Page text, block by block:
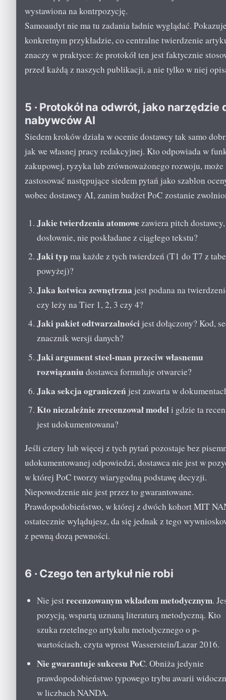
wystawiona na kontrpozycję.
Samoaudyt nie ma tu zadania ładnie wyglądać.
konkretnym przykładzie, co centralne twierdzenie
znaczy w praktyce: że protokół ten jest faktycznie
przed każdą z naszych publikacji, a nie tylko w niej
5 · Protokół na odwrót, jako narzędzie
nabywców AI
Siedem kroków działa w ocenie dostawcy tak samo
jak we własnej pracy redakcyjnej. Kto odpowiada w
zakupowej, ryzyka lub zrównoważonego rozwoju, może
zastosować następujące siedem pytań jako szablon
wobec dostawcy AI, zanim budżet PoC zostanie
Jakie twierdzenia atomowe zawiera pitch dostawcy,
dosłownie, nie poskładane z ciągłego tekstu?
Jaki typ ma każde z tych twierdzeń (T1 do T7 z
powyżej)?
Jaka kotwica zewnętrzna jest podana na
czy leży na Tier 1, 2, 3 czy 4?
Jaki pakiet odtwarzalności jest dołączony? Kod,
znacznik wersji danych?
Jaki argument steel-man przeciw własnemu
rozwiązaniu dostawca formułuje otwarcie?
Jaka sekcja ograniczeń jest zawarta w
Kto niezależnie zrecenzował modeli gdzie ta
jest udokumentowana?
Jeśli cztery lub więcej z tych pytań pozostaje bez
udokumentowanej odpowiedzi, dostawca nie jest w
w której PoC tworzy wiarygodną podstawę decyzji.
Niepowodzenie nie jest przez to gwarantowane.
Prawdopodobieństwo, w której z dwóch kohort MIT
ostatecznie wylądujesz, da się jednak z tego
z pewną dozą pewności.
6 · Czego ten artykuł nie robi
Nie jestrecenzowanym wkładem metodycznym.
pozycją, wspartą uznaną literaturą metodyczną. Kto
szuka rzetelnego artykułu metodycznego o p-
wartościach, czyta wprost Wasserstein/Lazar 2016.
Nie gwarantuje sukcesu PoC. Obniża jedynie
prawdopodobieństwo typowego trybu awarii
w liczbach NANDA.